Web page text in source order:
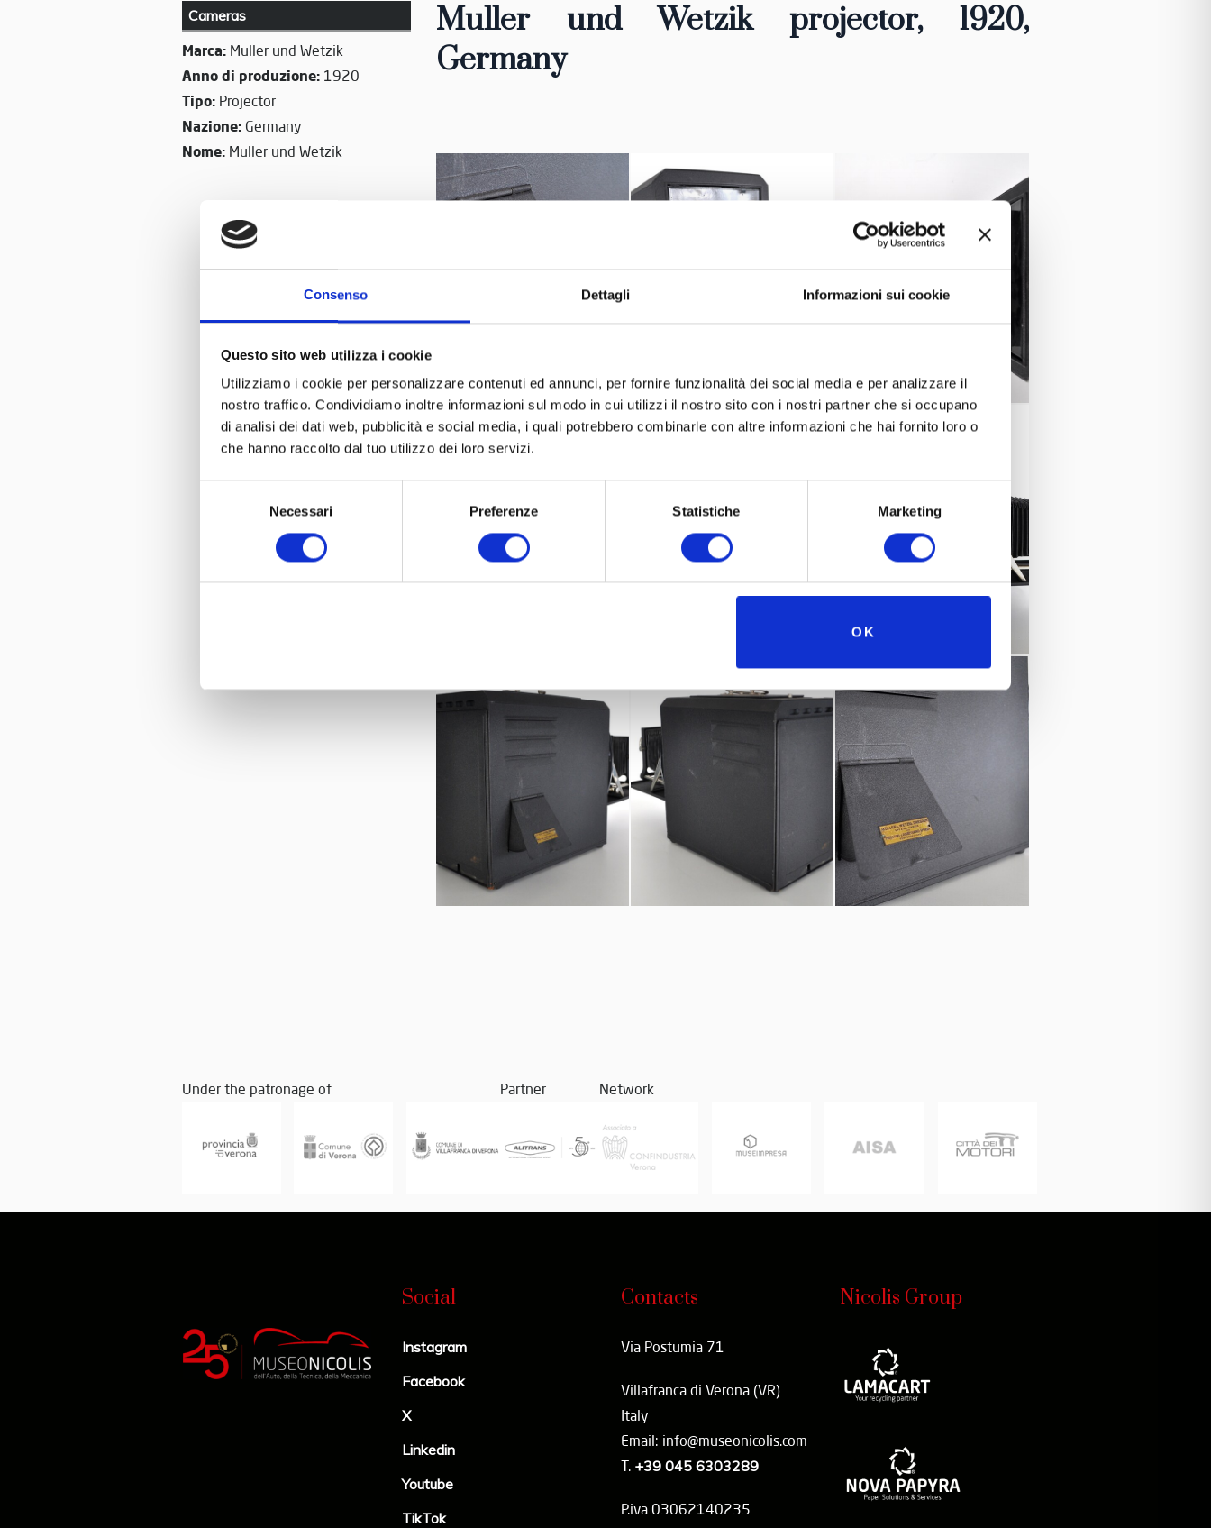
Consenso Dettagli Informazioni sui cookie
Questo sito web utilizza i cookie
Utilizziamo i cookie per personalizzare contenuti ed annunci, per fornire funzionalità dei social media e per analizzare il
nostro traffico. Condividiamo inoltre informazioni sul modo in cui utilizzi il nostro sito con i nostri partner che si occupano
di analisi dei dati web, pubblicità e social media, i quali potrebbero combinarle con altre informazioni che hai fornito loro o
che hanno raccolto dal tuo utilizzo dei loro servizi.
Necessari Preferenze Statistiche Marketing
OK
Cameras
Marca: Muller und Wetzik
Anno di produzione: 1920
Tipo: Projector
Nazione: Germany
Nome: Muller und Wetzik
Muller und Wetzik projector, 1920,
Germany
Under the patronage of Partner Network
Social
Instagram
Facebook
X
Linkedin
Youtube
TikTok
Contacts
Via Postumia 71
Villafranca di Verona (VR)
Italy
Email: info@museonicolis.com
T. +39 045 6303289
P.iva 03062140235
Nicolis Group